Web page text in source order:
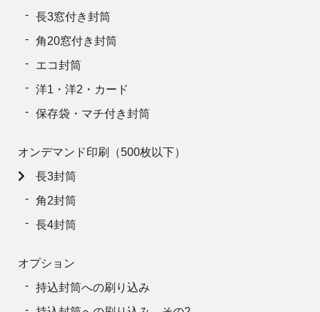
長3窓付き封筒
角20窓付き封筒
エコ封筒
洋1・洋2・カード
保存袋・マチ付き封筒
オンデマンド印刷（500枚以下）
長3封筒
角2封筒
長4封筒
オプション
持込封筒への刷り込み